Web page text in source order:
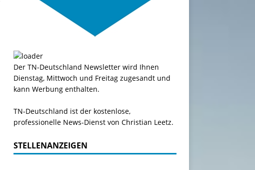
Der TN-Deutschland Newsletter wird Ihnen
Dienstag, Mittwoch und Freitag zugesandt und
kann Werbung enthalten.
TN-Deutschland ist der kostenlose,
professionelle News-Dienst von Christian Leetz.
STELLENANZEIGEN